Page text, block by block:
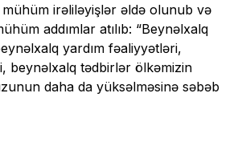
irəliləyişlər əldə olunub və
addımlar atılıb: “Beynəlxalq
yardım fəaliyyətləri,
beynəlxalq tədbirlər ölkəmizin
daha da yüksəlməsinə səbəb